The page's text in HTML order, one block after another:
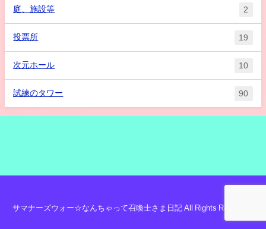
庭、施設等 2
投票所 19
次元ホール 10
試練のタワー 90
サマナーズウォー☆なんちゃって召喚士さま日記 All Rights Reserved.